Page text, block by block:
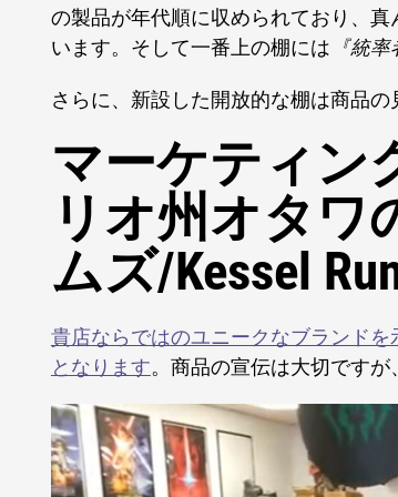
の製品が年代順に収められており、
います。そして一番上の棚には 『統
さらに、新設した開放的な棚は商品の
マーケティン
リオ州オタワ
ムズ/Kessel Run
貴店ならではのユニークなブランド
となります。商品の宣伝は大切ですが